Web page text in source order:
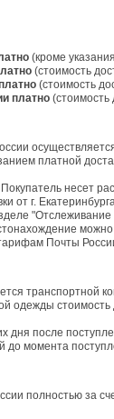
(кроме
(стоимость
(стоимость
платно (стоимость
платной
несет
от г.
Почты
транспортной
одежды
дня после
до момента
полностью за